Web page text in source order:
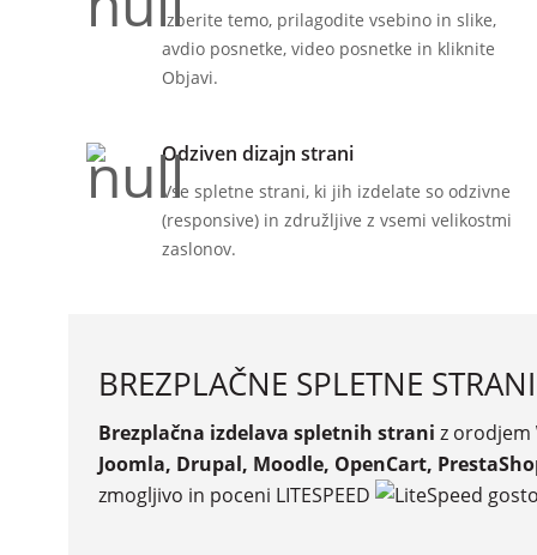
Izberite temo, prilagodite vsebino in slike,
avdio posnetke, video posnetke in kliknite
Objavi.
Odziven dizajn strani
Vse spletne strani, ki jih izdelate so odzivne
(responsive) in združljive z vsemi velikostmi
zaslonov.
BREZPLAČNE SPLETNE STRANI
Brezplačna izdelava spletnih strani z orodjem
Joomla, Drupal, Moodle, OpenCart,
zmogljivo in poceni LITESPEED